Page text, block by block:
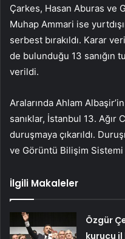
Çarkes, Hasan Aburas ve
Muhap Ammari ise
serbest bırakıldı. Karar
de bulunduğu 13 sanığın
verildi.
Aralarında Ahlam
sanıklar, İstanbul 13. Ağır
duruşmaya çıkarıldı.
ve Görüntü Bilişim Sistemi
İlgili Makaleler
Özgür
kurucu il